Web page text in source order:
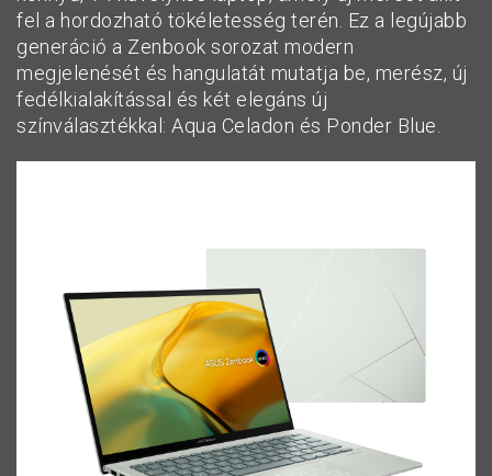
fel a hordozható tökéletesség terén. Ez a legújabb
generáció a Zenbook sorozat modern
megjelenését és hangulatát mutatja be, merész, új
fedélkialakítással és két elegáns új
színválasztékkal: Aqua Celadon és Ponder Blue.